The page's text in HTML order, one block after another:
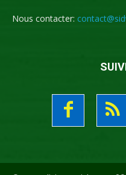
Nous contacter: